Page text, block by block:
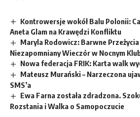
Kontrowersje wokół Balu Polonii:
Aneta Glam na Krawędzi Konfliktu
Maryla Rodowicz: Barwne Przeżycia
Niezapomniany Wieczór w Nocnym
Nowa federacja FRIK: Karta walk
Mateusz Murański – Narzeczona
SMS’a
Ewa Farna została zdradzona.
Rozstania i Walka o Samopoczucie